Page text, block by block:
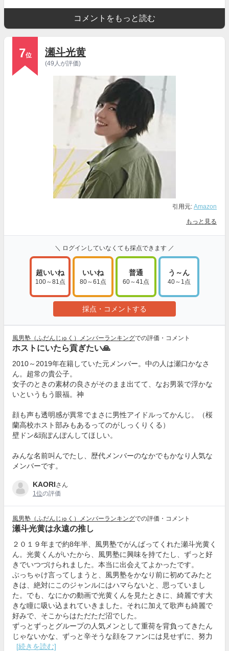
コメントをもっと読む
7位 瀬斗光黄
(49人が評価)
引用元: Amazon
もっと見る
＼ ログインしていなくても採点できます ／
超いいね
100～81点
いいね
80～61点
普通
60～41点
う～ん
40～1点
採点・コメントする
風男塾（ふだんじゅく）メンバーランキングでの評価・コメント
ホストにいたら貢ぎたい🙏
2010～2019年在籍していた元メンバー。中の人は瀬口かなさ
ん。超常の貴公子。
女子のときの素材の良さがそのまま出てて、なお男装で浮かな
いというもう眼福。神
顔も声も透明感が異常でまさに男性アイドルってかんじ。（桜
蘭高校ホスト部みもあるってのがしっくりくる）
壁ドン&頭ぽんぽんしてほしい。
みんな名前叫んでたし、歴代メンバーのなかでもかなり人気な
メンバーです。
KAORIさん
1位の評価
風男塾（ふだんじゅく）メンバーランキングでの評価・コメント
瀬斗光黄は永遠の推し
２０１９年まで約8年半、風男塾でがんばってくれた瀬斗光黄く
ん。光黄くんがいたから、風男塾に興味を持てたし、ずっと好
きでいつづけられました。本当に出会えてよかったです。
ぶっちゃけ言ってしまうと、風男塾をかなり前に初めてみたと
きは、絶対にこのジャンルにはハマらないと、思っていまし
た。でも、なにかの動画で光黄くんを見たときに、綺麗です大
きな瞳に吸い込まれていきました。それに加えて歌声も綺麗で
好みで、そこからはただただ沼でした。
ずっとずっとグループの人気メンとして重荷を背負ってきたん
じゃないかな、ずっと辛そうな顔をファンには見せずに、努力
[続きを読む]